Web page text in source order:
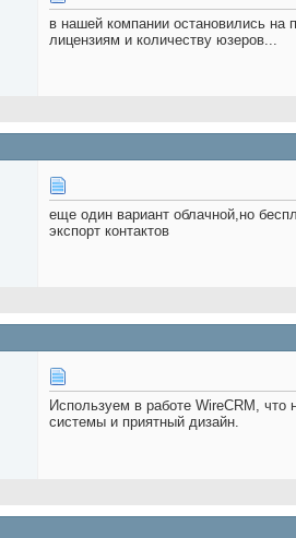
в нашей компании остановились на
лицензиям и количеству юзеров...
еще один вариант облачной,но
экспорт контактов
Используем в работе WireCRM, что
системы и приятный дизайн.